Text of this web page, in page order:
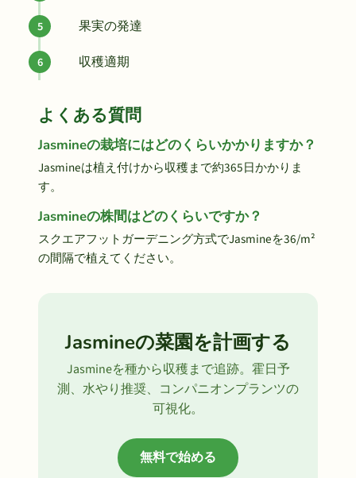
果実の発達
収穫適期
よくある質問
Jasmineの栽培にはどのくらいかかりますか？
Jasmineは植え付けから収穫まで約365日かかりま
す。
Jasmineの株間はどのくらいですか？
スクエアフットガーデニング方式でJasmineを36/m²
の間隔で植えてください。
Jasmineの菜園を計画する
Jasmineを種から収穫まで追跡。霍日予
測、水やり推奨、コンパニオンプランツの
可視化。
無料で始める